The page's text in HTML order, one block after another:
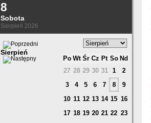
8
Sobota
Sierpień 2026
Sierpień
Po Wt Śr Cz Pt So Nd
27 28 29 30 31 1
2
3
4 5 6 7 8
9
10 11 12 13 14 15 16
17 18 19 20 21 22 23